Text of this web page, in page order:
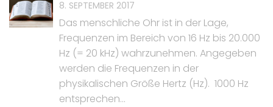
8. SEPTEMBER 2017
Das menschliche Ohr ist in der Lage,
Frequenzen im Bereich von 16 Hz bis 20.000
Hz (= 20 kHz) wahrzunehmen. Angegeben
werden die Frequenzen in der
physikalischen Größe Hertz (Hz). 1000 Hz
entsprechen...